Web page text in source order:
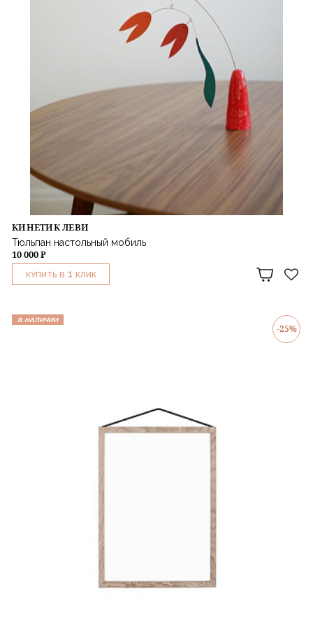
КИНЕТИК ЛЕВИ
Тюльпан настольный мобиль
10 000 ₽
КУПИТЬ В 1 КЛИК
в наличии
-25%